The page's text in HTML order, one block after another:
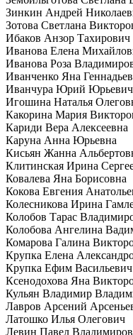
Зинкин Андрей
Зотова Светлана
Ибаков Анзор Тахирович
Иванова Елена
Иванова Роза
Иванченко Яна
Иванчура Юрий Юрьевич
Игошина Наталья
Какорина Мария
Кариди Вера Алексеевна
Каруна Анна Юрьевна
Кисьян Жанна
Клитинская Ирина
Ковалева Яна Борисовна
Кокова Евгения
Колесникова Ирина
Колобов Тарас
Колобова Ангелина
Комарова Галина
Крупка Елена
Крупка Ефим Васильевич
Ксенодохова Яна
Кульян Владимир
Лавров Арсений
Латошко Илья Олегович
Левин Павел